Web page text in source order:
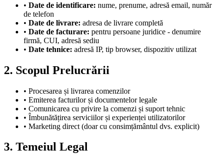
• Date de identificare: nume, prenume, adresă email, număr
de telefon
• Date de livrare: adresa de livrare completă
• Date de facturare: pentru persoane juridice - denumire
firmă, CUI, adresă sediu
• Date tehnice: adresă IP, tip browser, dispozitiv utilizat
2. Scopul Prelucrării
• Procesarea și livrarea comenzilor
• Emiterea facturilor și documentelor legale
• Comunicarea cu privire la comenzi și suport tehnic
• Îmbunătățirea serviciilor și experienței utilizatorilor
• Marketing direct (doar cu consimțământul dvs. explicit)
3. Temeiul Legal